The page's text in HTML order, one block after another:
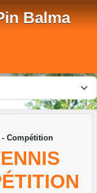
Balma
- Compétition